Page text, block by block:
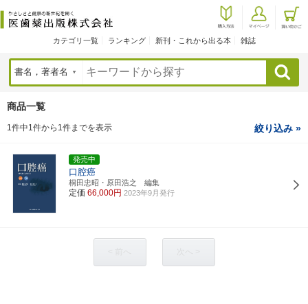
カテゴリ一覧 ランキング 新刊・これから出る本 雑誌
検索
商品一覧
1件中1件から1件までを表示 絞り込み »
発売中
口腔癌
桐田忠昭・原田浩之 編集
定価 66,000円 2023年9月発行